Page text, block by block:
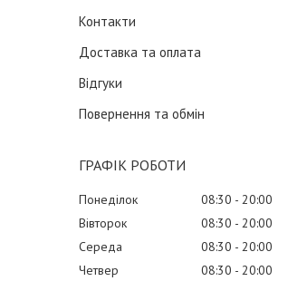
Контакти
Доставка та оплата
Відгуки
Повернення та обмін
ГРАФІК РОБОТИ
Понеділок 08:30
20:00
Вівторок
08:30
20:00
Середа
08:30
20:00
Четвер
08:30
20:00